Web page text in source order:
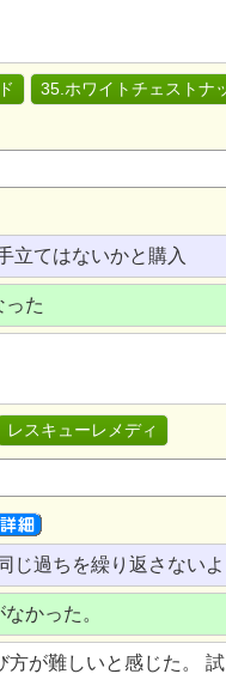
35.ホワイトチェストナ
立てはないかと購入
った
レスキューレメディ
過ちを繰り返さないよ
かった。
が難しいと感じた。